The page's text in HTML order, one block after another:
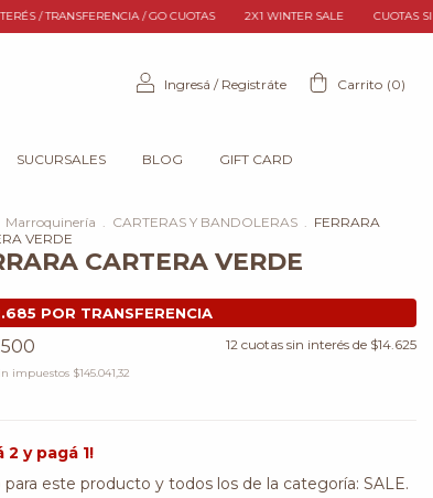
2X1 WINTER SALE CUOTAS SIN INTERÉS / TRANSFERENCIA /
Ingresá / Registráte Carrito (0)
SUCURSALES BLOG GIFT CARD
Marroquinería . CARTERAS Y BANDOLERAS . FERRARA
VERDE
CARTERA VERDE
12 cuotas sin interés de $14.625
impuestos $145.041,32
2 y pagá 1!
para este producto y todos los de la categoría: SALE.